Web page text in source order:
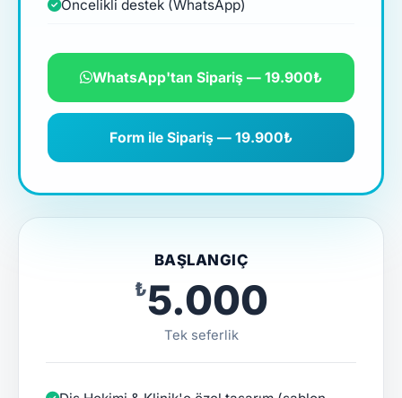
BAŞLANGIÇ
₺5.000
Tek seferlik
Öncelikli destek (WhatsApp)
WhatsApp'tan Sipariş — 19.900₺
Form ile Sipariş — 19.900₺